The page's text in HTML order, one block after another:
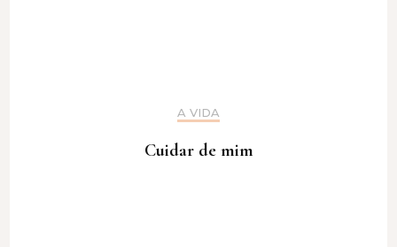
A VIDA
Cuidar de mim